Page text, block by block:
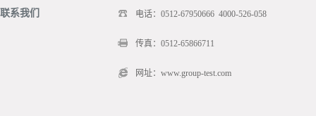
联系我们 电话：0512-67950666 4000-526-058
传真：0512-65866711
网址：www.group-test.com